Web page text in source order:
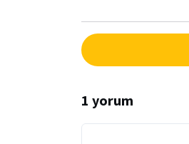
1 yorum